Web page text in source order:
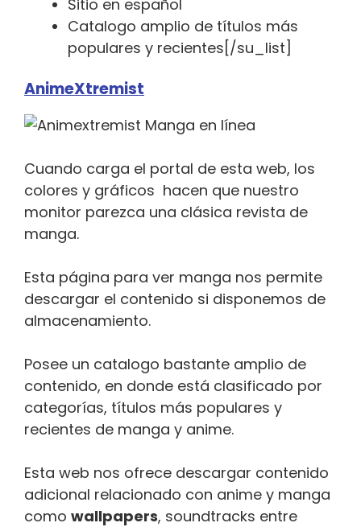
Sitio en español
Catalogo amplio de títulos más
populares y recientes[/su_list]
AnimeXtremist
Cuando carga el portal de esta web, los
colores y gráficos hacen que nuestro
monitor parezca una clásica revista de
manga.
Esta página para ver manga nos permite
descargar el contenido si disponemos de
almacenamiento.
Posee un catalogo bastante amplio de
contenido, en donde está clasificado por
categorías, títulos más populares y
recientes de manga y anime.
Esta web nos ofrece descargar contenido
adicional relacionado con anime y manga
como wallpapers, soundtracks entre